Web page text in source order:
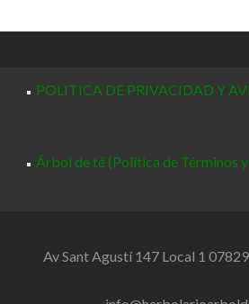
POLITICA DE PRIVACIDAD Y
Árbol de té (Política de Términos
Av Sant Agustí 147 Local 1